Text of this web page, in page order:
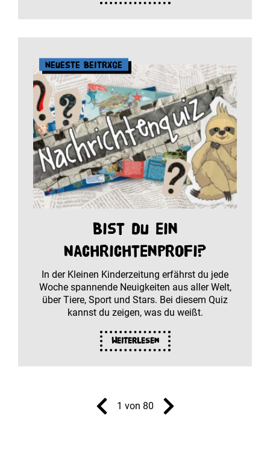
Neueste Beiträge
Bist du ein
Nachrichtenprofi?
In der Kleinen Kinderzeitung erfährst du jede
Woche spannende Neuigkeiten aus aller Welt,
über Tiere, Sport und Stars. Bei diesem Quiz
kannst du zeigen, was du weißt.
Weiterlesen
1 von 80